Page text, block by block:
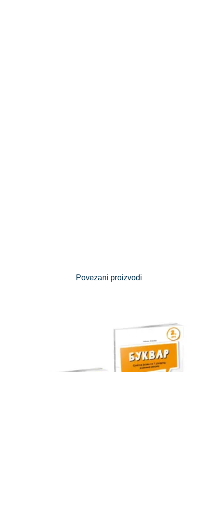
Povezani proizvodi